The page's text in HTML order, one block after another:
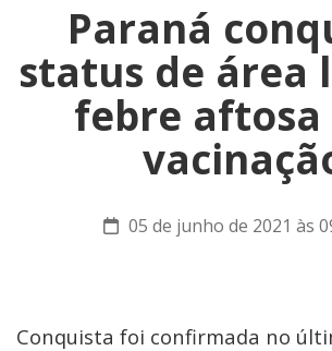
Paraná
status de área
febre aftosa
05 de junho de 2021 às
Conquista foi confirmada no